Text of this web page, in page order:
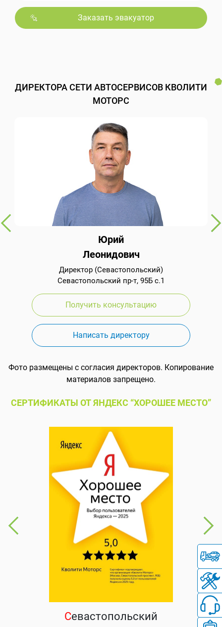
Заказать эвакуатор
ДИРЕКТОРА СЕТИ АВТОСЕРВИСОВ КВОЛИТИ
МОТОРС
Юрий
Леонидович
Директор (Севастопольский)
Севастопольский пр-т, 95Б с.1
Получить консультацию
Написать директору
Фото размещены с согласия директоров. Копирование
материалов запрещено.
СЕРТИФИКАТЫ ОТ ЯНДЕКС “ХОРОШЕЕ МЕСТО”
Севастопольский